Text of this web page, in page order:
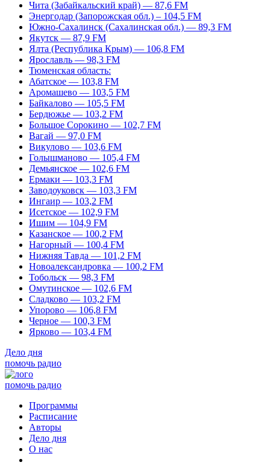
Чита (Забайкальский край) — 87,6 FM
Энергодар (Запорожская обл.) – 104,5 FM
Южно-Сахалинск (Сахалинская обл.) — 89,3 FM
Якутск — 87,9 FM
Ялта (Республика Крым) — 106,8 FM
Ярославль — 98,3 FM
Тюменская область:
Абатское — 103,8 FM
Аромашево — 103,5 FM
Байкалово — 105,5 FM
Бердюжье — 103,2 FM
Большое Сорокино — 102,7 FM
Вагай — 97,0 FM
Викулово — 103,6 FM
Голышманово — 105,4 FM
Демьянское — 102,6 FM
Ермаки — 103,3 FM
Заводоуковск — 103,3 FM
Ингаир — 103,2 FM
Исетское — 102,9 FM
Ишим — 104,9 FM
Казанское — 100,2 FM
Нагорный — 100,4 FM
Нижняя Тавда — 101,2 FM
Новоалександровка — 100,2 FM
Тобольск — 98,3 FM
Омутинское — 102,6 FM
Сладково — 103,2 FM
Упорово — 106,8 FM
Черное — 100,3 FM
Ярково — 103,4 FM
Дело дня
помочь радио
помочь радио
Программы
Расписание
Авторы
Дело дня
О нас